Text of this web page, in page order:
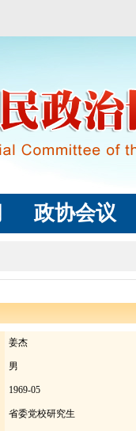
政协会议
姜杰
男
1969-05
省委党校研究生